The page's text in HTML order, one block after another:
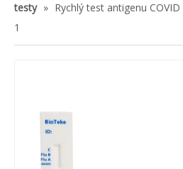
testy » Rychlý test antigenu
1